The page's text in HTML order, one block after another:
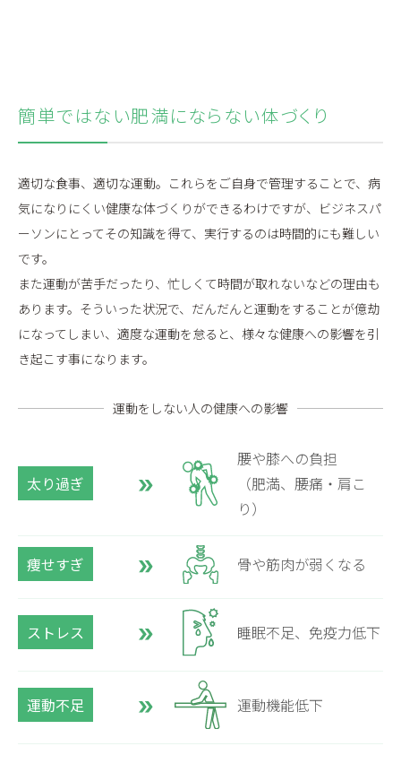
簡単ではない肥満にならない体づくり
適切な食事、適切な運動。これらをご自身で管理することで、病
気になりにくい健康な体づくりができるわけですが、ビジネスパ
ーソンにとってその知識を得て、実行するのは時間的にも難しい
です。
また運動が苦手だったり、忙しくて時間が取れないなどの理由も
あります。そういった状況で、だんだんと運動をすることが億劫
になってしまい、適度な運動を怠ると、様々な健康への影響を引
き起こす事になります。
運動をしない人の健康への影響
太り過ぎ
腰や膝への負担
（肥満、腰痛・肩こ
り）
痩せすぎ 骨や筋肉が弱くなる
ストレス 睡眠不足、免疫力低下
運動不足 運動機能低下